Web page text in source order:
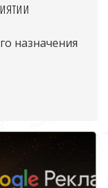
назначения